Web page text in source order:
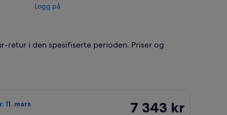
Logg på
retur i den spesifiserte perioden. Priser og
mars
7 343 kr
7 343 kr